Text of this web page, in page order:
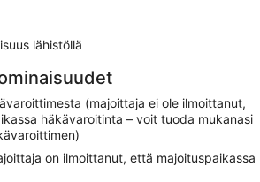
lähistöllä
(majoittaja ei ole ilmoittanut,
häkävaroitinta – voit tuoda mukanasi
on ilmoittanut, että majoituspaikassa